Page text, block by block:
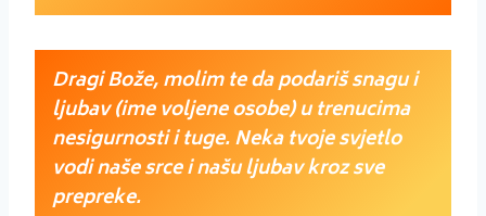
Dragi Bože, molim te da podariš snagu i
ljubav (ime voljene osobe) u trenucima
nesigurnosti i tuge. Neka tvoje svjetlo
vodi naše srce i našu ljubav kroz sve
prepreke.